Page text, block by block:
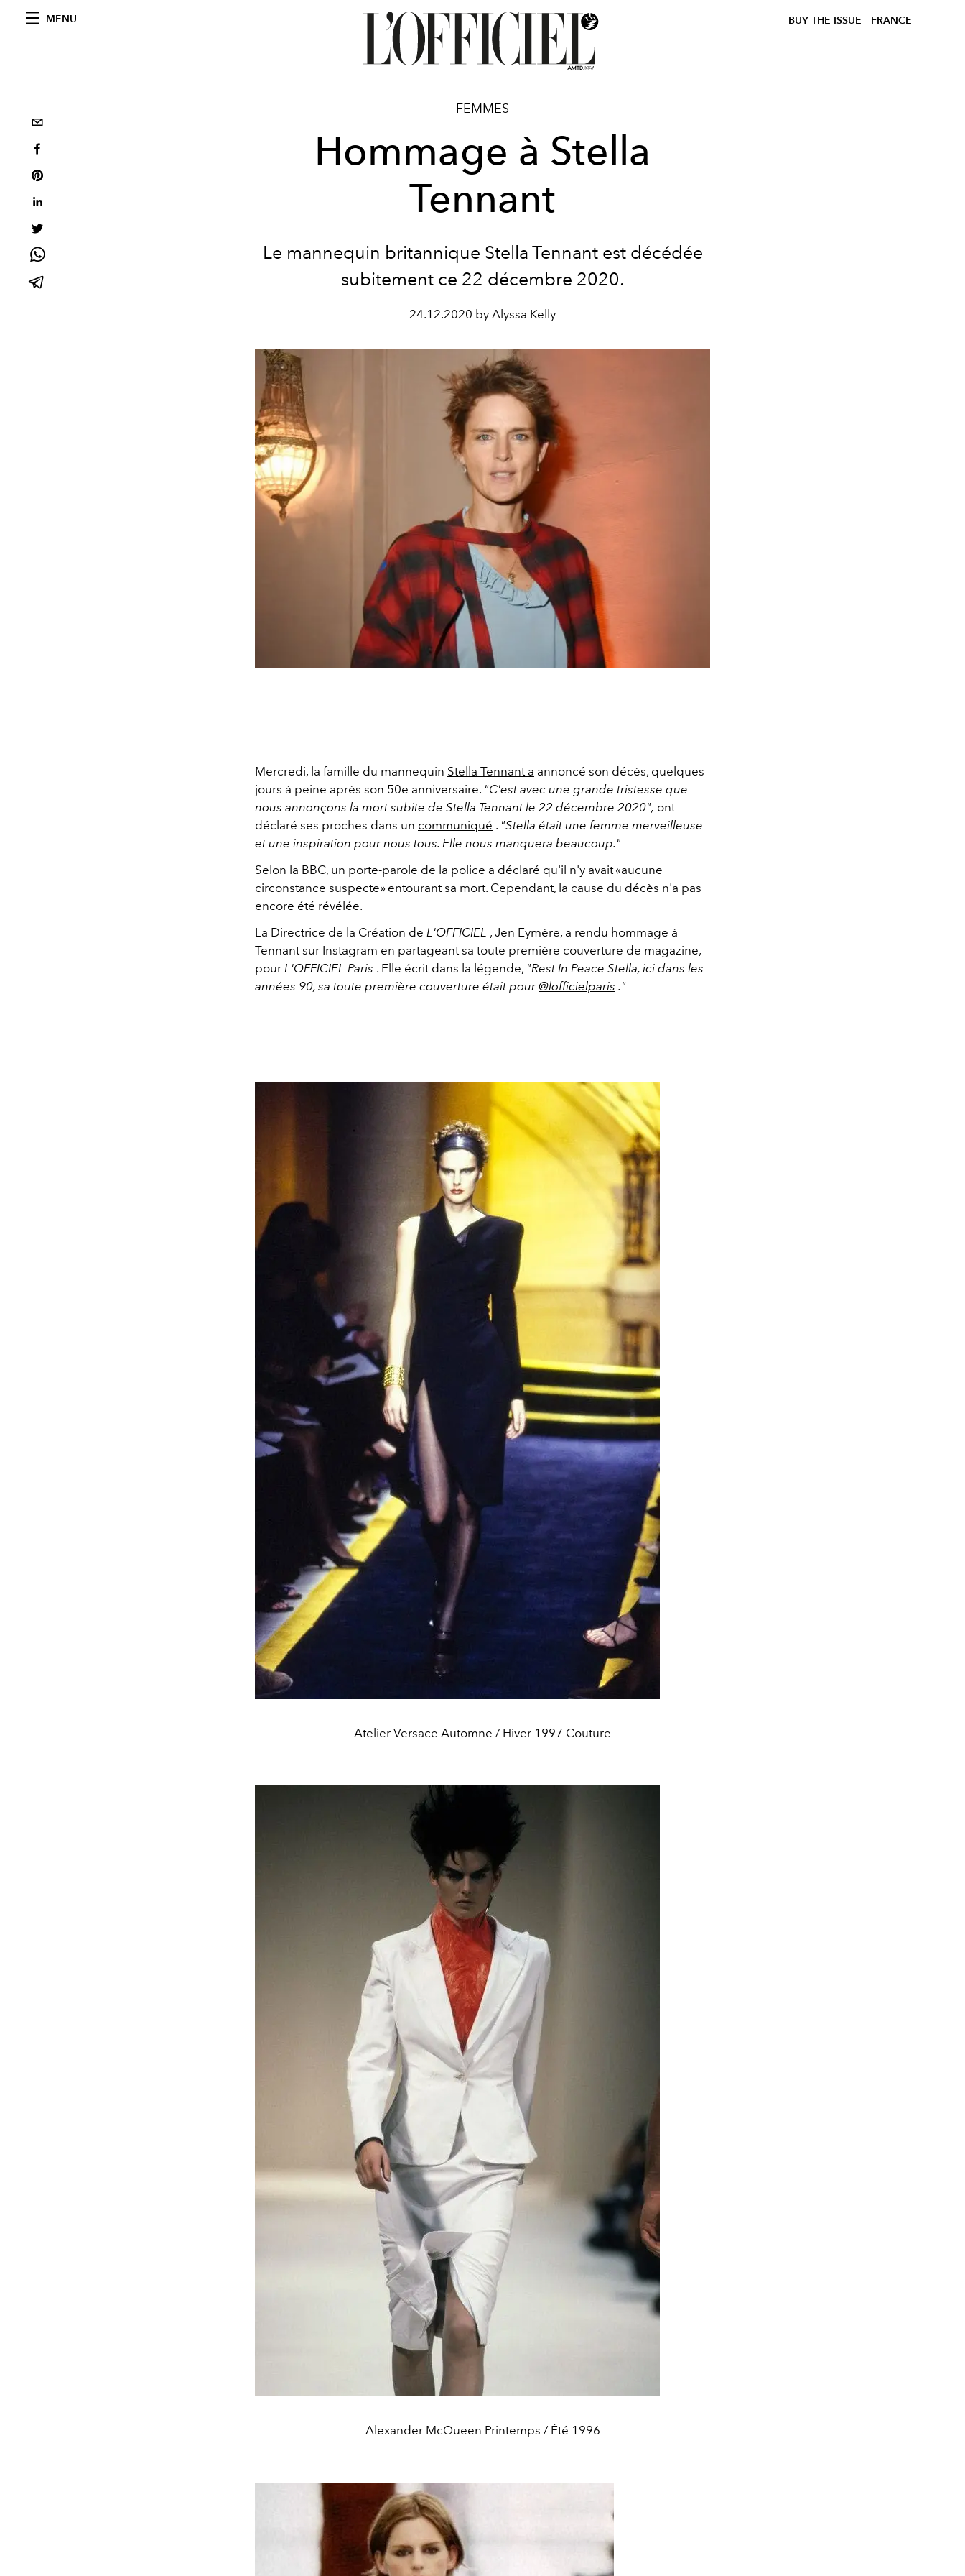
MENU BUY THE ISSUE FRANCE
FEMMES
Hommage à Stella
Tennant
Le mannequin britannique Stella Tennant est décédée
subitement ce 22 décembre 2020.
24.12.2020 by Alyssa Kelly
Mercredi, la famille du mannequin Stella Tennant a annoncé son décès, quelques
jours à peine après son 50e anniversaire. "C'est avec une grande tristesse que
nous annonçons la mort subite de Stella Tennant le 22 décembre 2020", ont
déclaré ses proches dans un communiqué . "Stella était une femme merveilleuse
et une inspiration pour nous tous. Elle nous manquera beaucoup."
Selon la BBC, un porte-parole de la police a déclaré qu'il n'y avait «aucune
circonstance suspecte» entourant sa mort. Cependant, la cause du décès n'a pas
encore été révélée.
La Directrice de la Création de L'OFFICIEL , Jen Eymère, a rendu hommage à
Tennant sur Instagram en partageant sa toute première couverture de magazine,
pour L'OFFICIEL Paris . Elle écrit dans la légende, "Rest In Peace Stella, ici dans les
années 90, sa toute première couverture était pour@lofficielparis ."
Atelier Versace Automne / Hiver 1997 Couture
Alexander McQueen Printemps / Été 1996